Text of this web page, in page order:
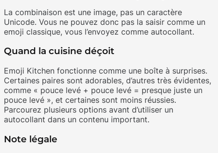
La combinaison est une image, pas un caractère
Unicode. Vous ne pouvez donc pas la saisir comme un
emoji classique, vous l’envoyez comme autocollant.
Quand la cuisine déçoit
Emoji Kitchen fonctionne comme une boîte à surprises.
Certaines paires sont adorables, d’autres très évidentes,
comme « pouce levé + pouce levé = presque juste un
pouce levé », et certaines sont moins réussies.
Parcourez plusieurs options avant d’utiliser un
autocollant dans un contenu important.
Note légale